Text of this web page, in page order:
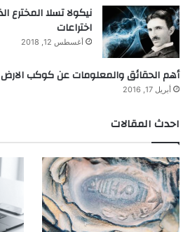
اختراعات
أغسطس 12, 2018
أهم الحقائق والمعلومات عن كوكب الارض
أبريل 17, 2016
احدث المقالات